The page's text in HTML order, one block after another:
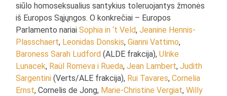
siūlo homoseksualius santykius toleruojantys žmonės
iš Europos Sąjųngos. O konkrečiai – Europos
Parlamento nariaiSophia in ‘t Veld,Jeanine Hennis-
Plasschaert, Leonidas Donskis,Gianni Vattimo,
Baroness Sarah Ludford (ALDE frakcija),Ulrike
Lunacek, Raül Romeva i Rueda,Jean Lambert,Judith
Sargentini (Verts/ALE frakcija), Rui Tavares,Cornelia
Ernst, Cornelis de Jong, Marie-Christine Vergiat,Willy